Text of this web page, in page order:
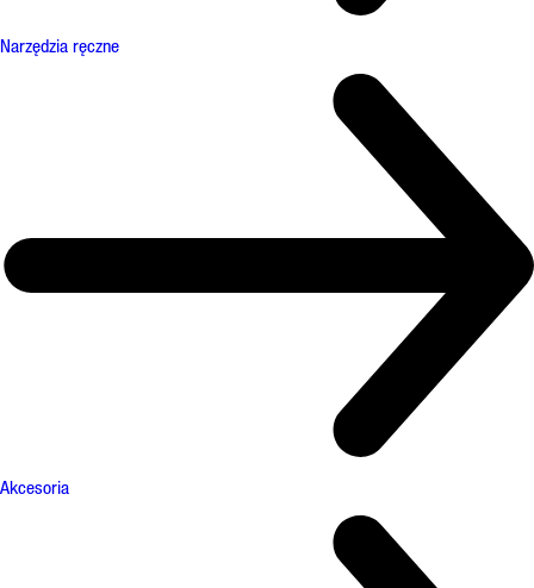
Narzędzia ręczne
Akcesoria